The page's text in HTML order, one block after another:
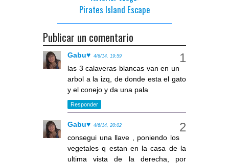
Pirates Island Escape
Publicar un comentario
Gabu♥ 4/6/14, 19:59
las 3 calaveras blancas van en un
arbol a la izq, de donde esta el gato
y el conejo y da una pala
Responder
Gabu♥ 4/6/14, 20:02
consegui una llave , poniendo los
vegetales q estan en la casa de la
ultima vista de la derecha, por